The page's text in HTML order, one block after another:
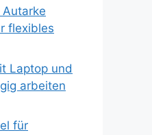
flexibles
Laptop und
arbeiten
für